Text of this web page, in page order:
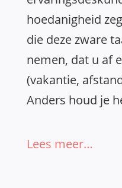
hoedanigheid
die deze zware
nemen, dat u af
(vakantie,
Anders houd je
Lees meer…